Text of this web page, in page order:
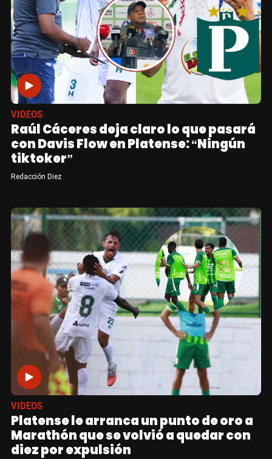
VIDEOS
Raúl Cáceres deja claro lo que pasará
con Davis Flow en Platense: “Ningún
tiktoker”
Redacción Diez
VIDEOS
Platense le arranca un punto de oro a
Marathón que se volvió a quedar con
diez por expulsión